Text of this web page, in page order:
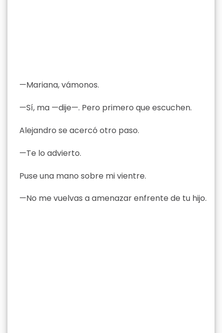
—Mariana, vámonos.
—Sí, ma —dije—. Pero primero que escuchen.
Alejandro se acercó otro paso.
—Te lo advierto.
Puse una mano sobre mi vientre.
—No me vuelvas a amenazar enfrente de tu hijo.